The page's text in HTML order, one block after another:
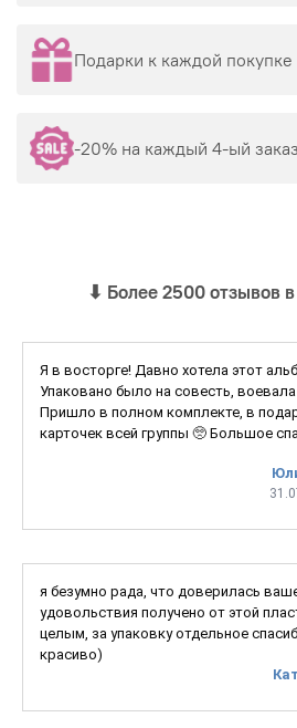
Подарки к каждой покупке
-20% на каждый 4-ый заказ
⬇ Более 2500 отзывов
Я в восторге! Давно хотела этот
Упаковано было на совесть,
Пришло в полном комплекте, в
карточек всей группы 🥺 Большое
я безумно рада, что доверилась
удовольствия получено от этой
целым, за упаковку отдельное
красиво)